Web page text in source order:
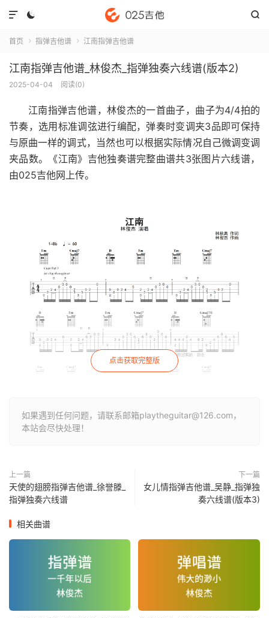
 

首页  指弹吉他谱  江南指弹吉他谱
江南指弹吉他谱_林俊杰_指弹独奏六线谱(版本2)
2025-04-04 阅读(0)
江南指弹吉他谱，林俊杰的一首曲子，曲子为4/4拍的
节奏，选用标准调弦进行编配，弹奏时变调夹3品即可保持
与原曲一样的调式，当然也可以根据实际情况自己微调变调
夹品数。《江南》吉他独奏谱完整曲谱共3张图片六线谱，
由025吉他网上传。
点击获取完整版
如果遇到任何问题，请联系邮箱playtheguitar@126.com，
本站会尽快处理！
上一篇
天使的翅膀指弹吉他谱_徐誉滕_
指弹独奏六线谱
下一篇
女儿情指弹吉他谱_吴静_指弹独
奏六线谱(版本3)
相关曲谱